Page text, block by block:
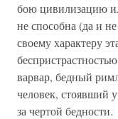
бою цивилизацию
не способна (да и
своему характеру
варвар, бедный
человек, стоявший
за чертой бедности.